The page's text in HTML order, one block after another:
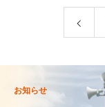
お知らせ